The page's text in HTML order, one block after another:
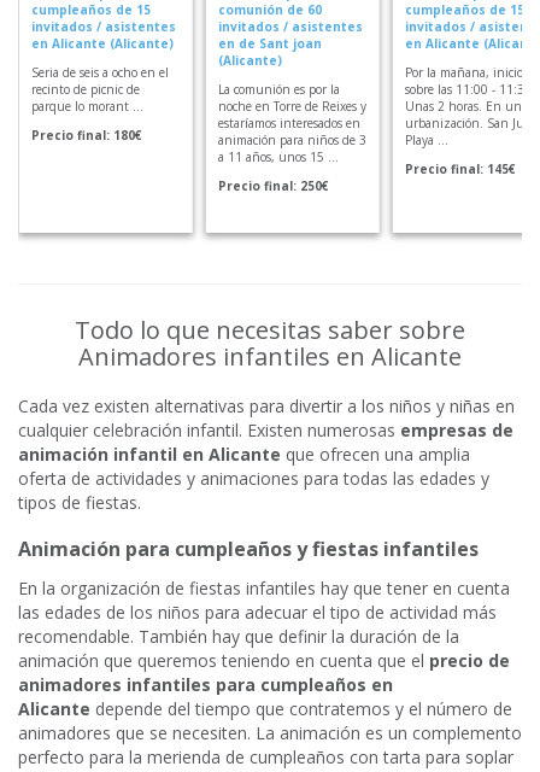
cumpleaños de 15
invitados / asistentes
en Alicante (Alicante)
Seria de seis a ocho en el
recinto de picnic de
parque lo morant ...
Precio final: 180€
comunión de 60
invitados / asistentes
en de Sant joan
(Alicante)
La comunión es por la
noche en Torre de Reixes y
estaríamos interesados en
animación para niños de 3
a 11 años, unos 15 ...
Precio final: 250€
cumpleaños de 15
invitados /
en Alicante
Por la mañana, inicio
sobre las 11:00 - 11:30.
Unas 2 horas. En una
urbanización. San Juan
Playa ...
Precio final: 145€
Todo lo que necesitas saber sobre
Animadores infantiles en Alicante
Cada vez existen alternativas para divertir a los niños y niñas en
cualquier celebración infantil. Existen numerosas empresas de
animación infantil en Alicante que ofrecen una amplia
oferta de actividades y animaciones para todas las edades y
tipos de fiestas.
Animación para cumpleaños y fiestas infantiles
En la organización de fiestas infantiles hay que tener en cuenta
las edades de los niños para adecuar el tipo de actividad más
recomendable. También hay que definir la duración de la
animación que queremos teniendo en cuenta que el precio de
animadores infantiles para cumpleaños en
Alicante depende del tiempo que contratemos y el número de
animadores que se necesiten. La animación es un complemento
perfecto para la merienda de cumpleaños con tarta para soplar